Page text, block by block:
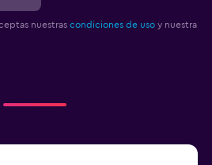
nuestras condiciones de uso y nuestra